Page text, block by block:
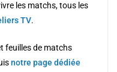
les matchs, tous les
TV.
feuilles de matchs
notre page dédiée